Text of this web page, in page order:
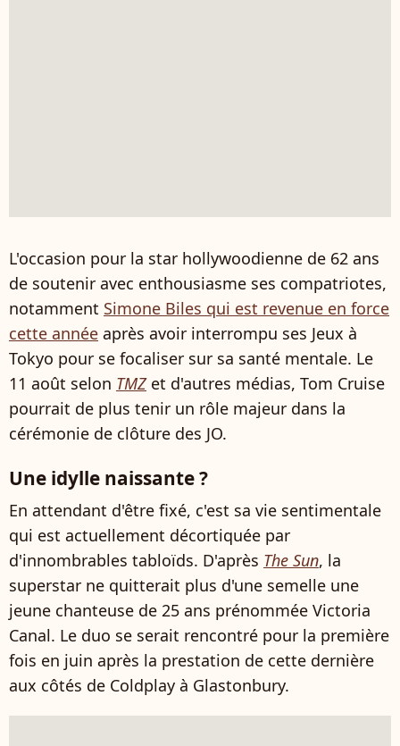
L'occasion pour la star hollywoodienne de 62 ans
de soutenir avec enthousiasme ses compatriotes,
notamment Simone Biles qui est revenue en force
cette année après avoir interrompu ses Jeux à
Tokyo pour se focaliser sur sa santé mentale. Le
11 août selon TMZet d'autres médias, Tom Cruise
pourrait de plus tenir un rôle majeur dans la
cérémonie de clôture des JO.
Une idylle naissante ?
En attendant d'être fixé, c'est sa vie sentimentale
qui est actuellement décortiquée par
d'innombrables tabloïds. D'après The Sun, la
superstar ne quitterait plus d'une semelle une
jeune chanteuse de 25 ans prénommée Victoria
Canal. Le duo se serait rencontré pour la première
fois en juin après la prestation de cette dernière
aux côtés de Coldplay à Glastonbury.